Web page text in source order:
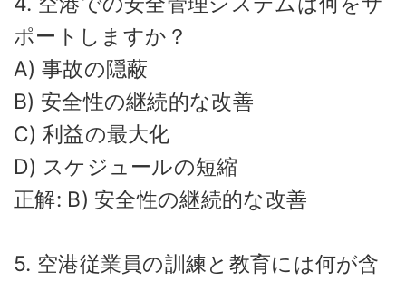
ポートしますか？
A) 事故の隠蔽
B) 安全性の継続的な改善
C) 利益の最大化
D) スケジュールの短縮
正解: B) 安全性の継続的な改善
5. 空港従業員の訓練と教育には何が含